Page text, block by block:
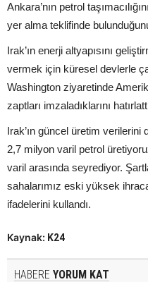
Ankara’nın petrol
yer alma teklifinde
Irak’ın enerji altyapısını
vermek için küresel devlerle
Washington ziyaretinde
zaptları imzaladıklarını
Irak’ın güncel üretim
2,7 milyon varil petrol
varil arasında seyrediyor.
sahalarımız eski yüksek
ifadelerini kullandı.
Kaynak: K24
HABERE YORUM KAT